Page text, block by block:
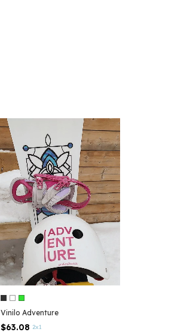
Vinilo Adventure
$63.08 2x1